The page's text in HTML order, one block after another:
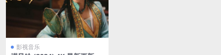
影视音乐